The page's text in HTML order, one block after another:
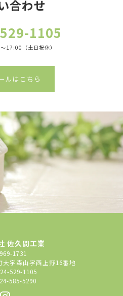
合わせ
1105
17:00（土日祝休）
ルはこちら
佐久間工業
1731
大字森山字西上野16番地
529-1105
585-5290